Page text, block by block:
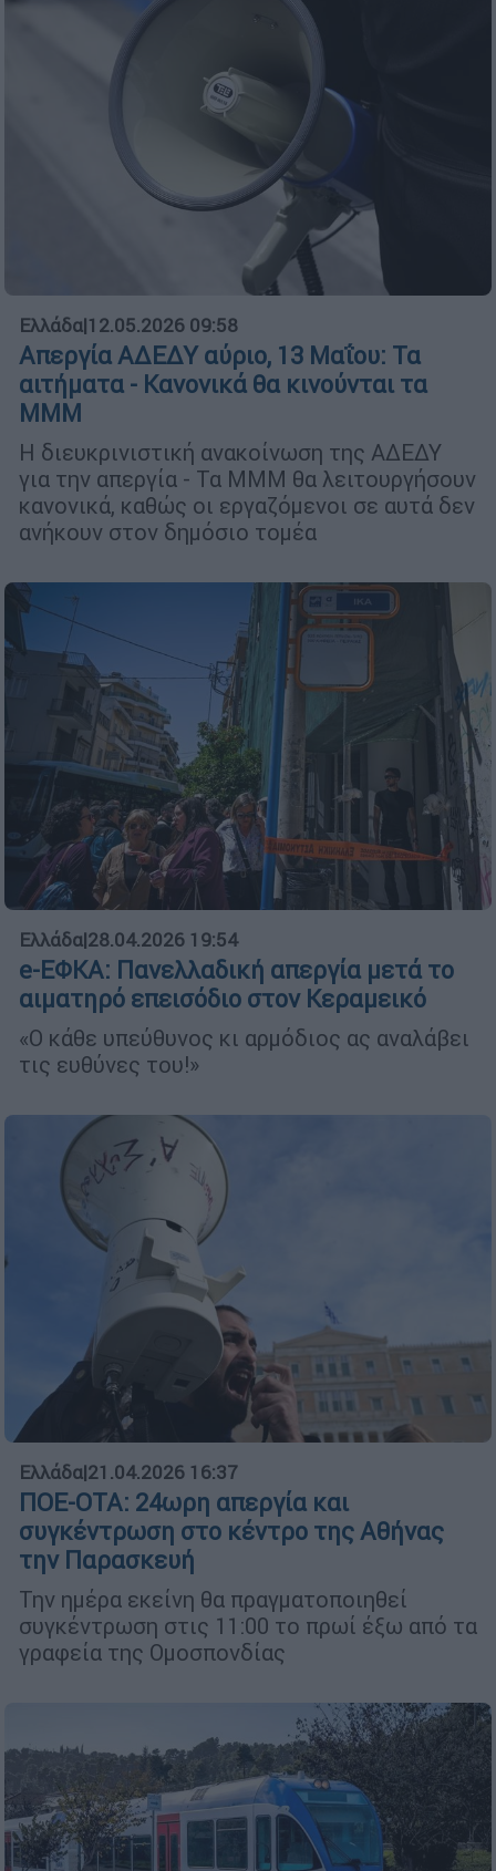
Ελλάδα|12.05.2026 09:58
Απεργία ΑΔΕΔΥ αύριο, 13 Μαΐου: Τα
αιτήματα - Κανονικά θα κινούνται τα
ΜΜΜ
Η διευκρινιστική ανακοίνωση της ΑΔΕΔΥ
για την απεργία - Τα ΜΜΜ θα λειτουργήσουν
κανονικά, καθώς οι εργαζόμενοι σε αυτά δεν
ανήκουν στον δημόσιο τομέα
Ελλάδα|28.04.2026 19:54
e-ΕΦΚΑ: Πανελλαδική απεργία μετά το
αιματηρό επεισόδιο στον Κεραμεικό
«Ο κάθε υπεύθυνος κι αρμόδιος ας αναλάβει
τις ευθύνες του!»
Ελλάδα|21.04.2026 16:37
ΠΟΕ-ΟΤΑ: 24ωρη απεργία και
συγκέντρωση στο κέντρο της Αθήνας
την Παρασκευή
Την ημέρα εκείνη θα πραγματοποιηθεί
συγκέντρωση στις 11:00 το πρωί έξω από τα
γραφεία της Ομοσπονδίας